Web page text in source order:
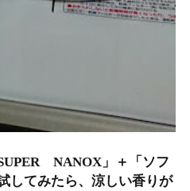
NANOX」＋「ソフ
してみたら、涼しい香りが